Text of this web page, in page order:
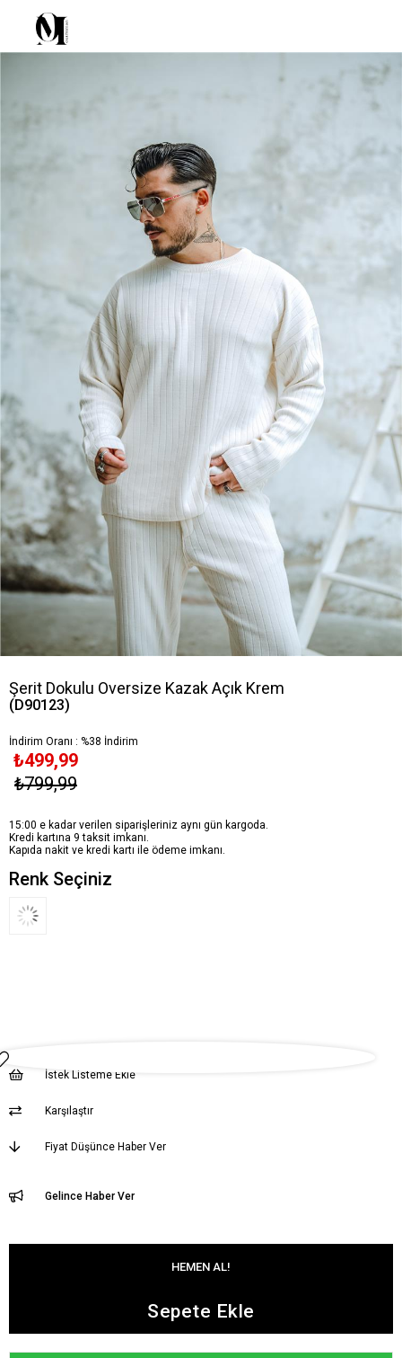
Şerit Dokulu Oversize Kazak Açık Krem
(D90123)
İndirim Oranı : %38 İndirim
₺799,99
₺499,99
15:00 e kadar verilen siparişleriniz aynı gün kargoda.
Kredi kartına 9 taksit imkanı.
Kapıda nakit ve kredi kartı ile ödeme imkanı.
Renk Seçiniz
İstek Listeme Ekle
Karşılaştır
Fiyat Düşünce Haber Ver
Gelince Haber Ver